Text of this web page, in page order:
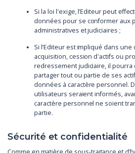
Si la loi l'exige, l’Editeur peut
données pour se conformer aux
administratives et judiciaires ;
Si l’Editeur est impliqué dans
acquisition, cession d'actifs ou
redressement judiciaire, il pourra
partager tout ou partie de ses
données à caractère personnel.
utilisateurs seraient informés,
caractère personnel ne soient
partie.
Sécurité et confidentialité